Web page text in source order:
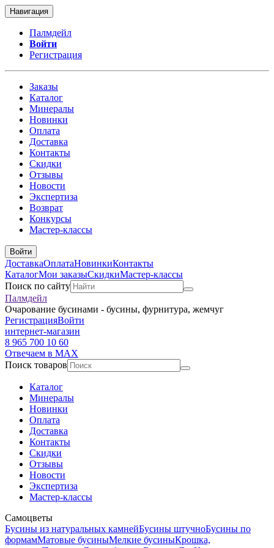
Навигация
Палмдейл
Войти
Регистрация
Заказы
Каталог
Минералы
Новинки
Оплата
Доставка
Контакты
Скидки
Отзывы
Новости
Экспертиза
Возврат
Конкурсы
Мастер-классы
Войти
ДоставкаОплатаНовинкиКонтакты
КаталогМои заказыСкидкиМастер-классы
Поиск по сайту
Палмдейл
Очарование бусинами - бусины, фурнитура, жемчуг
РегистрацияВойти
интернет-магазин
8 965 700 10 60
Отвечаем в MAX
Поиск товаров
Каталог
Минералы
Новинки
Оплата
Доставка
Контакты
Скидки
Отзывы
Новости
Экспертиза
Мастер-классы
Самоцветы
Бусины из натуральных камнейБусины штучноБусины по
формамМатовые бусиныМелкие бусиныКрошка,